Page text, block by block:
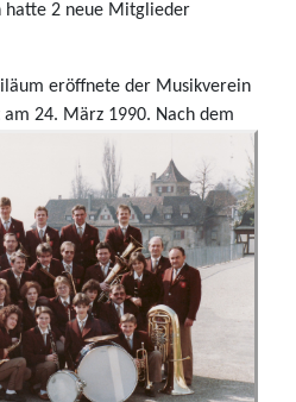
hatte 2 neue Mitglieder
eröffnete der Musikverein
am 24. März 1990. Nach dem